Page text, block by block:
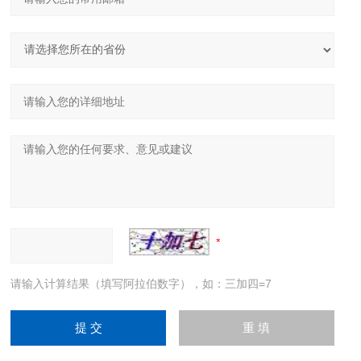
请输入计算结果（填写阿拉伯数字），如：三加四=7